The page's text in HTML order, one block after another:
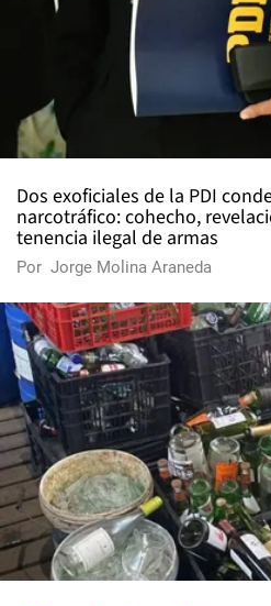
Dos exoficiales de la PDI
narcotráfico: cohecho,
tenencia ilegal de armas
Por Jorge Molina Araneda